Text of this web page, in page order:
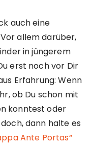
auch eine
allem darüber,
in jüngerem
erst noch vor Dir
Erfahrung: Wenn
ob Du schon mit
konntest oder
dann halte es
Ante Portas“